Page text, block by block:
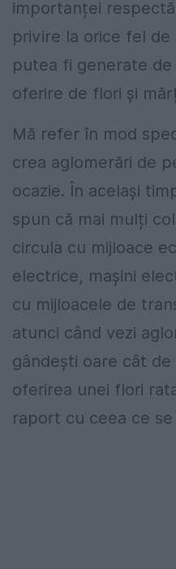
importanței
privire la orice fel
putea fi generate
oferire de flori și
Mă refer în mod
crea aglomerări de
ocazie. În același
spun că mai mulți
circula cu mijloace
electrice, mașini
cu mijloacele de
atunci când vezi
gândești oare cât
oferirea unei flori
raport cu ceea ce